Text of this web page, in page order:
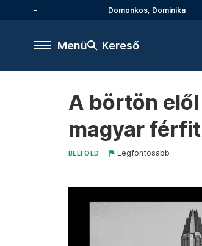
Domonkos, Dominika
Menü Kereső
A börtön
magyar
BELFÖLD Legfontosabb